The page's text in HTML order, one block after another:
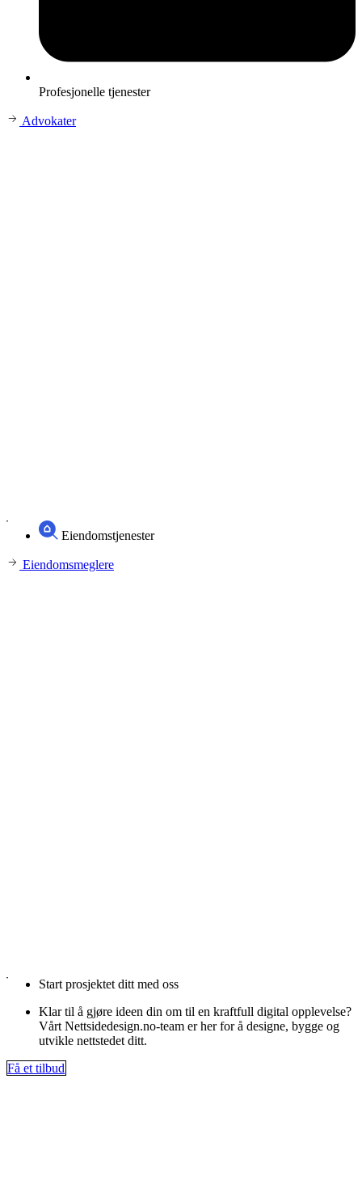
Profesjonelle tjenester
Advokater
Eiendomstjenester
Eiendomsmeglere
Start prosjektet ditt med oss
Klar til å gjøre ideen din om til en kraftfull digital opplevelse?
Vårt Nettsidedesign.no-team er her for å designe, bygge og
utvikle nettstedet ditt.
Få et tilbud